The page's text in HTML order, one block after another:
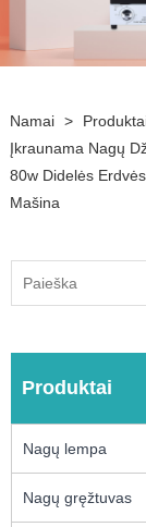
Namai >
Įkraunama Nagų
80w Didelės
Mašina
Produktai
Nagų lempa
Nagų gręžtuvas